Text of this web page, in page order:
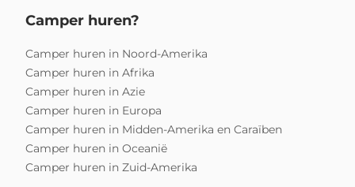
Camper huren?
Camper huren in Noord-Amerika
Camper huren in Afrika
Camper huren in Azie
Camper huren in Europa
Camper huren in Midden-Amerika en Caraïben
Camper huren in Oceanië
Camper huren in Zuid-Amerika